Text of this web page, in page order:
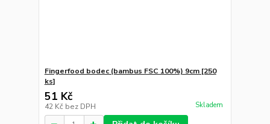
Fingerfood bodec (bambus FSC 100%) 9cm [250
ks]
51 Kč
42 Kč bez DPH Skladem